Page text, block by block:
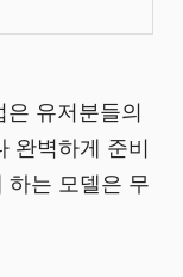
유저분들의
완벽하게 준비
하는 모델은 무